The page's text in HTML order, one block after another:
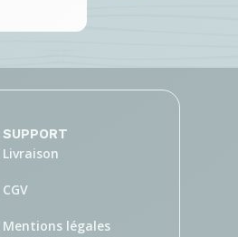
SUPPORT
Livraison
CGV
Mentions légales